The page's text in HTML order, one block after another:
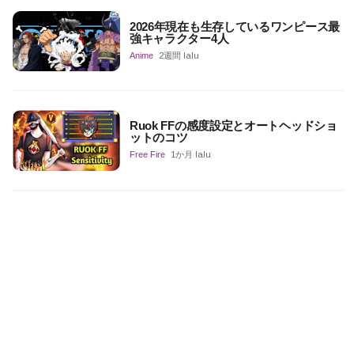
2026年現在も生存しているワンピース最
強キャラクター4人
Anime 2週間 lalu
Ruok FFの感度設定とオートヘッドショ
ットのコツ
Free Fire 1か月 lalu